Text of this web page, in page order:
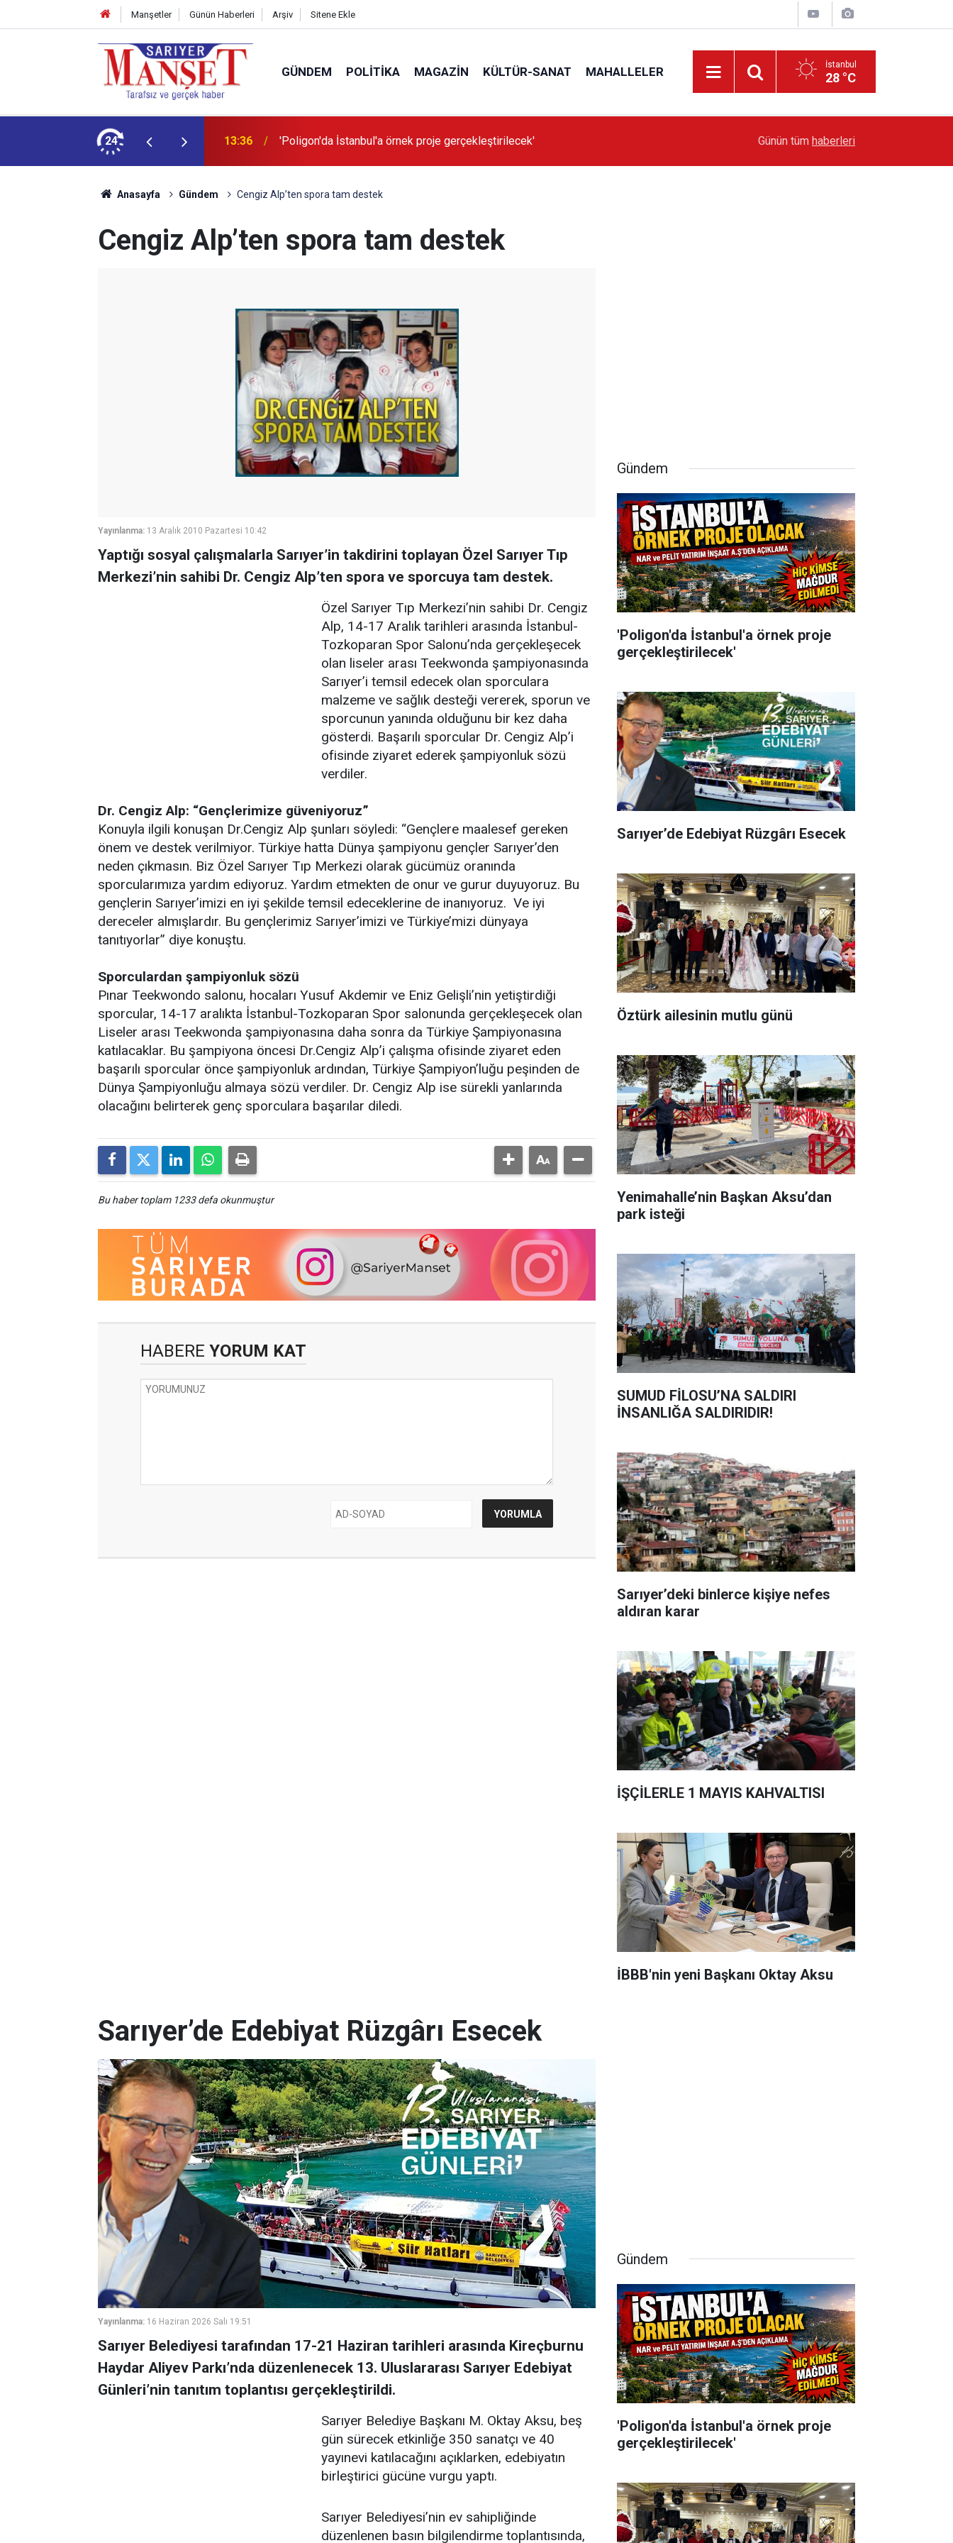
Manşetler Günün Haberleri Arşiv Sitene Ekle
GÜNDEM POLITIKA MAGAZIN KÜLTÜR-SANAT MAHALLELER İstanbul
28 °C
24 13:36 'Poligon'da İstanbul'a örnek proje gerçekleştirilecek' Sarıyer’de Edebiyat Rüzgârı Esecek
Günün tüm haberleri
Anasayfa Gündem Cengiz Alp’ten spora tam destek
Cengiz Alp’ten spora tam destek
Yayınlanma: 13 Aralık 2010 Pazartesi 10:42
Yaptığı sosyal çalışmalarla Sarıyer’in takdirini toplayan Özel Sarıyer Tıp
Merkezi’nin sahibi Dr. Cengiz Alp’ten spora ve sporcuya tam destek.
Özel Sarıyer Tıp Merkezi’nin sahibi Dr. Cengiz
Alp, 14-17 Aralık tarihleri arasında İstanbul-
Tozkoparan Spor Salonu’nda gerçekleşecek
olan liseler arası Teekwonda şampiyonasında
Sarıyer’i temsil edecek olan sporculara
malzeme ve sağlık desteği vererek, sporun ve
sporcunun yanında olduğunu bir kez daha
gösterdi. Başarılı sporcular Dr. Cengiz Alp’i
ofisinde ziyaret ederek şampiyonluk sözü
verdiler.
Dr. Cengiz Alp: “Gençlerimize güveniyoruz”
Konuyla ilgili konuşan Dr.Cengiz Alp şunları söyledi: “Gençlere maalesef gereken
önem ve destek verilmiyor. Türkiye hatta Dünya şampiyonu gençler Sarıyer’den
neden çıkmasın. Biz Özel Sarıyer Tıp Merkezi olarak gücümüz oranında
sporcularımıza yardım ediyoruz. Yardım etmekten de onur ve gurur duyuyoruz. Bu
gençlerin Sarıyer’imizi en iyi şekilde temsil edeceklerine de inanıyoruz. Ve iyi
dereceler almışlardır. Bu gençlerimiz Sarıyer’imizi ve Türkiye’mizi dünyaya
tanıtıyorlar” diye konuştu.
Sporculardan şampiyonluk sözü
Pınar Teekwondo salonu, hocaları Yusuf Akdemir ve Eniz Gelişli’nin yetiştirdiği
sporcular, 14-17 aralıkta İstanbul-Tozkoparan Spor salonunda gerçekleşecek olan
Liseler arası Teekwonda şampiyonasına daha sonra da Türkiye Şampiyonasına
katılacaklar. Bu şampiyona öncesi Dr.Cengiz Alp’i çalışma ofisinde ziyaret eden
başarılı sporcular önce şampiyonluk ardından, Türkiye Şampiyon’luğu peşinden de
Dünya Şampiyonluğu almaya sözü verdiler. Dr. Cengiz Alp ise sürekli yanlarında
olacağını belirterek genç sporculara başarılar diledi.
Bu haber toplam 1233 defa okunmuştur
HABERE YORUM KAT
Gündem
'Poligon'da İstanbul'a örnek proje
gerçekleştirilecek'
Sarıyer’de Edebiyat Rüzgârı Esecek
Öztürk ailesinin mutlu günü
Yenimahalle’nin Başkan Aksu’dan
park isteği
SUMUD FİLOSU’NA SALDIRI
İNSANLIĞA SALDIRIDIR!
Sarıyer’deki binlerce kişiye nefes
aldıran karar
İŞÇİLERLE 1 MAYIS KAHVALTISI
İBBB'nin yeni Başkanı Oktay Aksu
Sarıyer’de Edebiyat Rüzgârı Esecek
Yayınlanma: 16 Haziran 2026 Salı 19:51
Sarıyer Belediyesi tarafından 17-21 Haziran tarihleri arasında Kireçburnu
Haydar Aliyev Parkı’nda düzenlenecek 13. Uluslararası Sarıyer Edebiyat
Günleri’nin tanıtım toplantısı gerçekleştirildi.
Sarıyer Belediye Başkanı M. Oktay Aksu, beş
gün sürecek etkinliğe 350 sanatçı ve 40
yayınevi katılacağını açıklarken, edebiyatın
birleştirici gücüne vurgu yaptı.
Sarıyer Belediyesi’nin ev sahipliğinde
düzenlenen basın bilgilendirme toplantısında,
Gündem
'Poligon'da İstanbul'a örnek proje
gerçekleştirilecek'